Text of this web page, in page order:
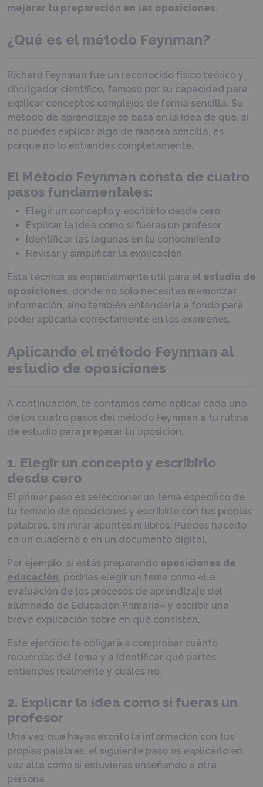
mejorar tu preparación en las oposiciones
¿Qué es el método Feynman?
Richard Feynman fue un reconocido físico teórico y
divulgador científico, famoso por su capacidad para
explicar conceptos complejos de forma sencilla. Su
método de aprendizaje se basa en la idea de que, si
no puedes explicar algo de manera sencilla, es
porque no lo entiendes completamente.
El Método Feynman consta de cuatro
pasos fundamentales:
Elegir un concepto y escribirlo desde cero
Explicar la idea como si fueras un profesor
Identificar las lagunas en tu conocimiento
Revisar y simplificar la explicación
Esta técnica es especialmente útil para el estudio de
oposiciones, donde no solo necesitas memorizar
información, sino también entenderla a fondo para
poder aplicarla correctamente en los exámenes.
Aplicando el método Feynman al
estudio de oposiciones
A continuación, te contamos cómo aplicar cada uno
de los cuatro pasos del método Feynman a tu rutina
de estudio para preparar tu oposición.
1. Elegir un concepto y escribirlo
desde cero
El primer paso es seleccionar un tema específico de
tu temario de oposiciones y escribirlo con tus propias
palabras, sin mirar apuntes ni libros. Puedes hacerlo
en un cuaderno o en un documento digital.
Por ejemplo, si estás preparando oposiciones de
educación, podrías elegir un tema como «La
evaluación de los procesos de aprendizaje del
alumnado de Educación Primaria» y escribir una
breve explicación sobre en qué consisten.
Este ejercicio te obligará a comprobar cuánto
recuerdas del tema y a identificar qué partes
entiendes realmente y cuáles no.
2. Explicar la idea como si fueras un
profesor
Una vez que hayas escrito la información con tus
propias palabras, el siguiente paso es explicarlo en
voz alta como si estuvieras enseñando a otra
persona.